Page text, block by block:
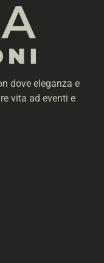
dove eleganza e
vita ad eventi e